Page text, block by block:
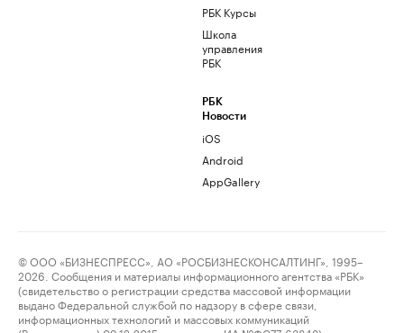
РБК Курсы
Школа
управления
РБК
РБК
Новости
iOS
Android
AppGallery
© ООО «БИЗНЕСПРЕСС», АО «РОСБИЗНЕСКОНСАЛТИНГ», 1995–
2026. Сообщения и материалы информационного агентства «РБК»
(свидетельство о регистрации средства массовой информации
выдано Федеральной службой по надзору в сфере связи,
информационных технологий и массовых коммуникаций